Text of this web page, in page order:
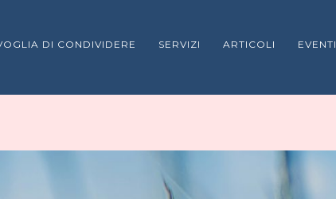
DI CONDIVIDERE SERVIZI ARTICOLI EVENTI